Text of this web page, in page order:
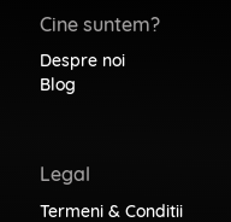
Cine suntem?
Despre noi
Blog
Legal
Termeni & Conditii